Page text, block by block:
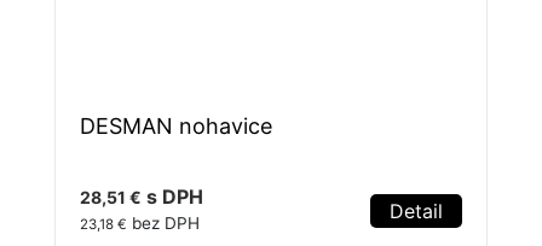
DESMAN nohavice
28,51 € s DPH
23,18 € bez DPH Detail